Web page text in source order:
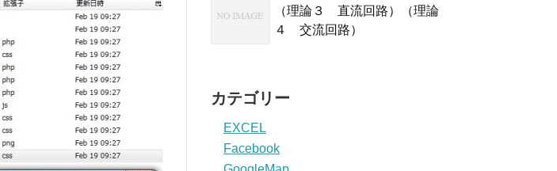
（理論３ 直流回路）（理論
４ 交流回路）
カテゴリー
EXCEL
Facebook